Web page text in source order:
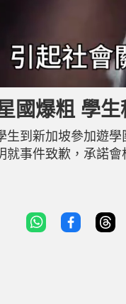
國爆粗 學
到新加坡參加遊
事件致歉，承諾
時形容校長平日為
學生回校︰不想他